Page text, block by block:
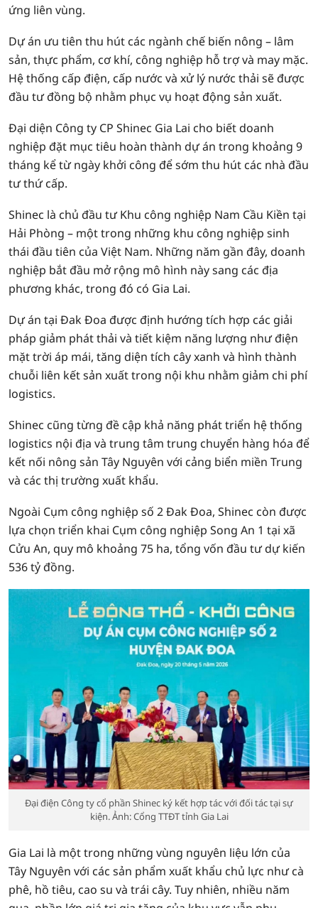
ứng liên vùng.
Dự án ưu tiên thu hút các ngành chế biến nông – lâm
sản, thực phẩm, cơ khí, công nghiệp hỗ trợ và may mặc.
Hệ thống cấp điện, cấp nước và xử lý nước thải sẽ được
đầu tư đồng bộ nhằm phục vụ hoạt động sản xuất.
Đại diện Công ty CP Shinec Gia Lai cho biết doanh
nghiệp đặt mục tiêu hoàn thành dự án trong khoảng 9
tháng kể từ ngày khởi công để sớm thu hút các nhà đầu
tư thứ cấp.
Shinec là chủ đầu tư Khu công nghiệp Nam Cầu Kiền tại
Hải Phòng – một trong những khu công nghiệp sinh
thái đầu tiên của Việt Nam. Những năm gần đây, doanh
nghiệp bắt đầu mở rộng mô hình này sang các địa
phương khác, trong đó có Gia Lai.
Dự án tại Đak Đoa được định hướng tích hợp các giải
pháp giảm phát thải và tiết kiệm năng lượng như điện
mặt trời áp mái, tăng diện tích cây xanh và hình thành
chuỗi liên kết sản xuất trong nội khu nhằm giảm chi phí
logistics.
Shinec cũng từng đề cập khả năng phát triển hệ thống
logistics nội địa và trung tâm trung chuyển hàng hóa để
kết nối nông sản Tây Nguyên với cảng biển miền Trung
và các thị trường xuất khẩu.
Ngoài Cụm công nghiệp số 2 Đak Đoa, Shinec còn được
lựa chọn triển khai Cụm công nghiệp Song An 1 tại xã
Cửu An, quy mô khoảng 75 ha, tổng vốn đầu tư dự kiến
536 tỷ đồng.
Đại điện Công ty cổ phần Shinec ký kết hợp tác với đối tác tại sự
kiện. Ảnh: Cổng TTĐT tỉnh Gia Lai
Gia Lai là một trong những vùng nguyên liệu lớn của
Tây Nguyên với các sản phẩm xuất khẩu chủ lực như cà
phê, hồ tiêu, cao su và trái cây. Tuy nhiên, nhiều năm